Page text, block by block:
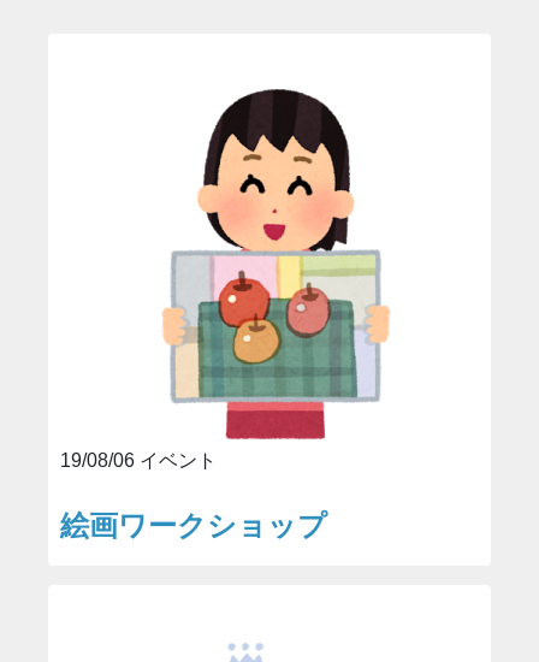
19/08/06 イベント
絵画ワークショップ